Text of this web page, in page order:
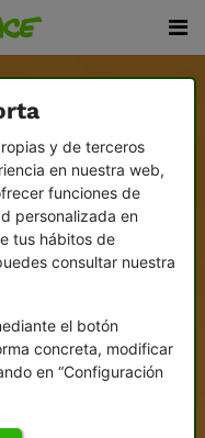
y de terceros
en nuestra web,
funciones de
personalizada en
tus hábitos de
consultar nuestra
el botón
concreta, modificar
en “Configuración